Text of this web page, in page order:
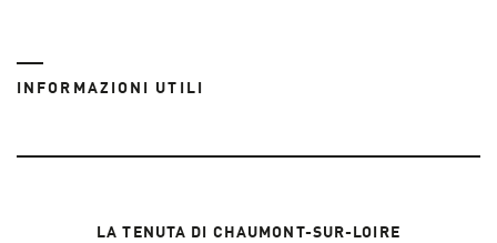
INFORMAZIONI UTILI
LA TENUTA DI CHAUMONT-SUR-LOIRE